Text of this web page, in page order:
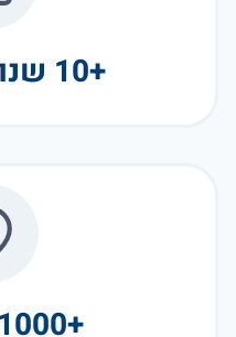
+10 שנות פעילות
+1000 ישובים